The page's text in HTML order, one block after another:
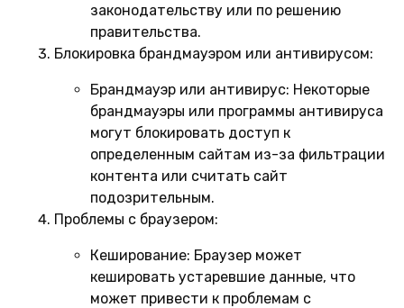
законодательству или по решению
правительства.
Блокировка брандмауэром или антивирусом:
Брандмауэр или антивирус: Некоторые
брандмауэры или программы антивируса
могут блокировать доступ к
определенным сайтам из-за фильтрации
контента или считать сайт
подозрительным.
Проблемы с браузером:
Кеширование: Браузер может
кешировать устаревшие данные, что
может привести к проблемам с